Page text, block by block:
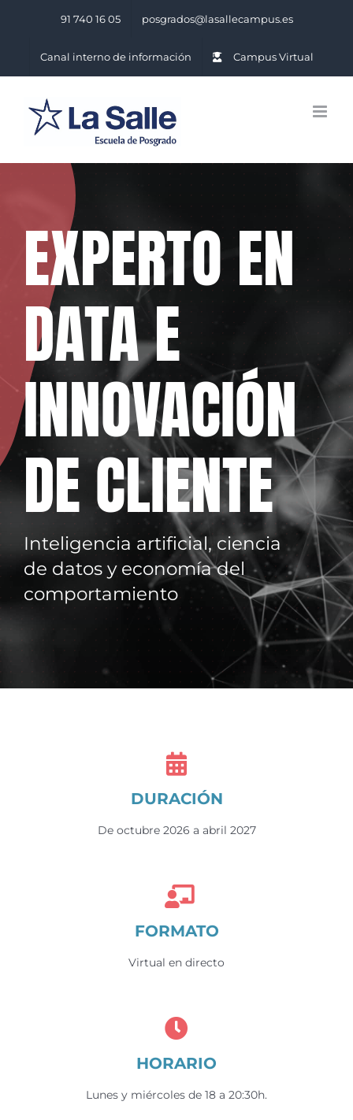
91 740 16 05 posgrados@lasallecampus.es
Canal interno de información Campus Virtual
EXPERTO EN
DATA E
INNOVACIÓN
DE CLIENTE
Inteligencia artificial, ciencia
de datos y economía del
comportamiento
DURACIÓN
De octubre 2026 a abril 2027
FORMATO
Virtual en directo
HORARIO
Lunes y miércoles de 18 a 20:30h.